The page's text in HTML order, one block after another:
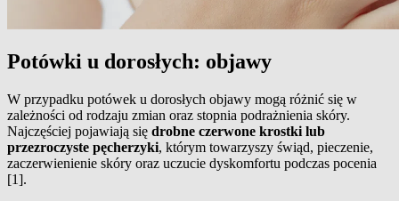
Potówki u dorosłych: objawy
W przypadku potówek u dorosłych objawy mogą różnić się w
zależności od rodzaju zmian oraz stopnia podrażnienia skóry.
Najczęściej pojawiają się drobne czerwone krostki lub
przezroczyste pęcherzyki, którym towarzyszy świąd, pieczenie,
zaczerwienienie skóry oraz uczucie dyskomfortu podczas pocenia
[1].